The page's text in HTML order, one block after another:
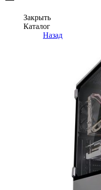
Закрыть
Каталог
Назад